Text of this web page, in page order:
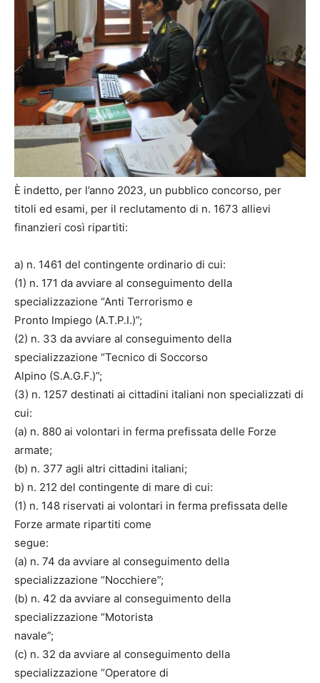
È indetto, per l’anno 2023, un pubblico concorso, per
titoli ed esami, per il reclutamento di n. 1673 allievi
finanzieri così ripartiti:
a) n. 1461 del contingente ordinario di cui:
(1) n. 171 da avviare al conseguimento della
specializzazione “Anti Terrorismo e
Pronto Impiego (A.T.P.I.)”;
(2) n. 33 da avviare al conseguimento della
specializzazione “Tecnico di Soccorso
Alpino (S.A.G.F.)”;
(3) n. 1257 destinati ai cittadini italiani non specializzati di
cui:
(a) n. 880 ai volontari in ferma prefissata delle Forze
armate;
(b) n. 377 agli altri cittadini italiani;
b) n. 212 del contingente di mare di cui:
(1) n. 148 riservati ai volontari in ferma prefissata delle
Forze armate ripartiti come
segue:
(a) n. 74 da avviare al conseguimento della
specializzazione “Nocchiere”;
(b) n. 42 da avviare al conseguimento della
specializzazione “Motorista
navale”;
(c) n. 32 da avviare al conseguimento della
specializzazione “Operatore di